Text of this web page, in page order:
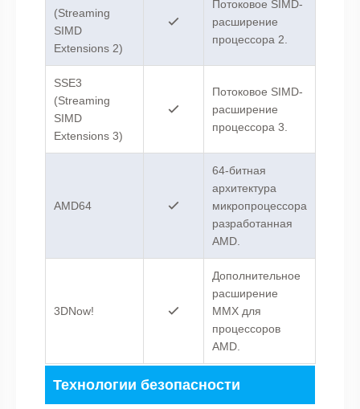
(Streaming
SIMD
Extensions 2)
Потоковое SIMD-
расширение
процессора 2.
SSE3
(Streaming
SIMD
Extensions 3)
Потоковое SIMD-
расширение
процессора 3.
AMD64
64-битная
архитектура
микропроцессора
разработанная
AMD.
3DNow!
Дополнительное
расширение
MMX для
процессоров
AMD.
Технологии безопасности